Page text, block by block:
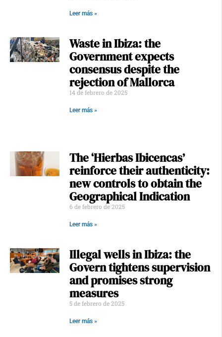
Leer más »
Waste in Ibiza: the
Government expects
consensus despite the
rejection of Mallorca
14 de febrero de 2025
Leer más »
The ‘Hierbas Ibicencas’
reinforce their authenticity:
new controls to obtain the
Geographical Indication
6 de febrero de 2025
Leer más »
Illegal wells in Ibiza: the
Govern tightens supervision
and promises strong
measures
5 de febrero de 2025
Leer más »